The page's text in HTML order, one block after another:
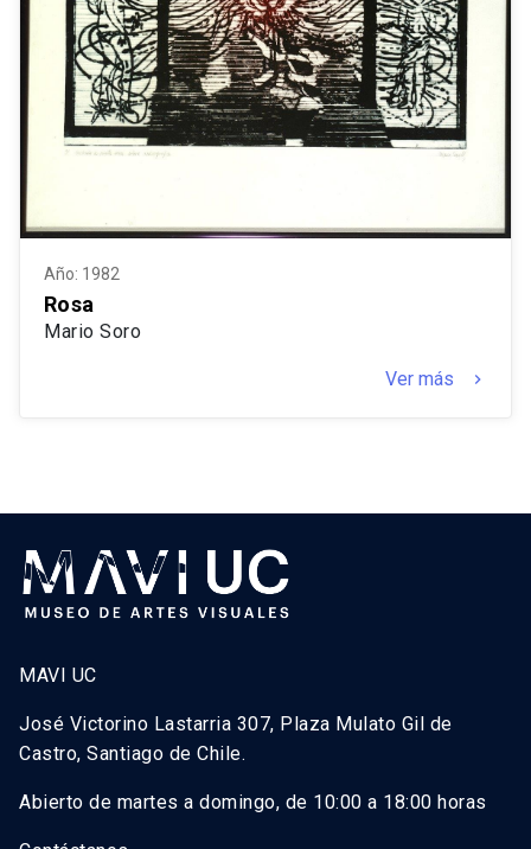
Año: 1982
Rosa
Mario Soro
Ver más keyboard_arrow_right
MAVI UC
José Victorino Lastarria 307, Plaza Mulato Gil de
Castro, Santiago de Chile.
Abierto de martes a domingo, de 10:00 a 18:00 horas